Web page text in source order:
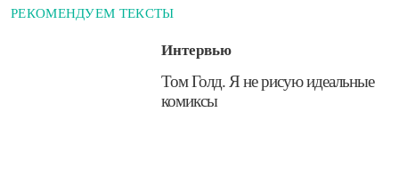
РЕКОМЕНДУЕМ ТЕКСТЫ
Интервью
​Том Голд. Я не рисую идеальные
комиксы